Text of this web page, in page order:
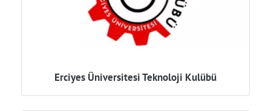
Erciyes Üniversitesi Teknoloji Kulübü